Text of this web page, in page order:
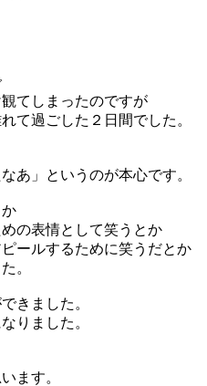
てしまったのですが
て過ごした２日間でした。
あ」というのが本心です。
の表情として笑うとか
ールするために笑うだとか
。
きました。
りました。
ます。